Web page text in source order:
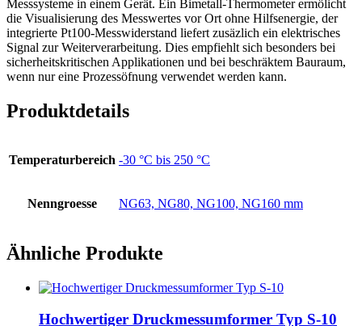
Messsysteme in einem Gerät. Ein Bimetall-Thermometer ermölicht
die Visualisierung des Messwertes vor Ort ohne Hilfsenergie, der
integrierte Pt100-Messwiderstand liefert zusäzlich ein elektrisches
Signal zur Weiterverarbeitung. Dies empfiehlt sich besonders bei
sicherheitskritischen Applikationen und bei beschräktem Bauraum,
wenn nur eine Prozessöfnung verwendet werden kann.
Produktdetails
Temperaturbereich -30 °C bis 250 °C
Nenngroesse NG63, NG80, NG100, NG160 mm
Ähnliche Produkte
Hochwertiger Druckmessumformer Typ S-10